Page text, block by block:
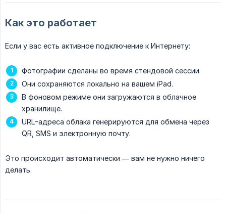
Как это работает
Если у вас есть активное подключение к Интернету:
Фотографии сделаны во время стендовой сессии.
Они сохраняются локально на вашем iPad.
В фоновом режиме они загружаются в облачное
хранилище.
URL-адреса облака генерируются для обмена через
QR, SMS и электронную почту.
Это происходит автоматически — вам не нужно ничего
делать.